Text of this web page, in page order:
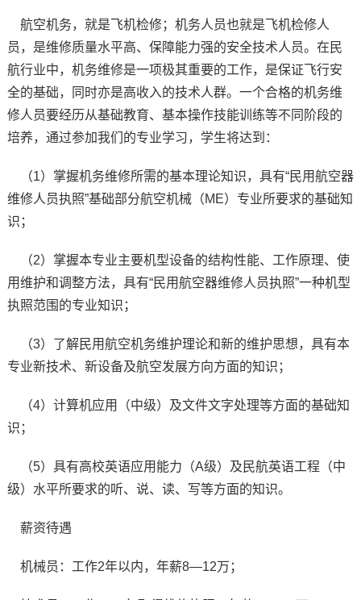
航空机务，就是飞机检修；机务人员也就是飞机检修人
员，是维修质量水平高、保障能力强的安全技术人员。在民
航行业中，机务维修是一项极其重要的工作，是保证飞行安
全的基础，同时亦是高收入的技术人群。一个合格的机务维
修人员要经历从基础教育、基本操作技能训练等不同阶段的
培养，通过参加我们的专业学习，学生将达到：
（1）掌握机务维修所需的基本理论知识，具有“民用航空器
维修人员执照”基础部分航空机械（ME）专业所要求的基础知
识；
（2）掌握本专业主要机型设备的结构性能、工作原理、使
用维护和调整方法，具有“民用航空器维修人员执照”一种机型
执照范围的专业知识；
（3）了解民用航空机务维护理论和新的维护思想，具有本
专业新技术、新设备及航空发展方向方面的知识；
（4）计算机应用（中级）及文件文字处理等方面的基础知
识；
（5）具有高校英语应用能力（A级）及民航英语工程（中
级）水平所要求的听、说、读、写等方面的知识。
薪资待遇
机械员：工作2年以内，年薪8—12万；